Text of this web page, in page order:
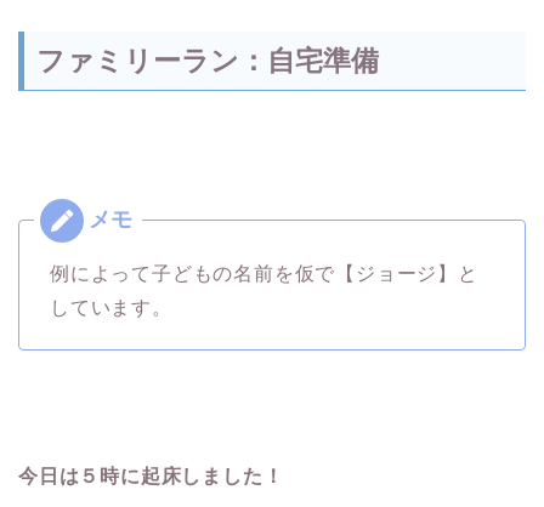
ファミリーラン：自宅準備
例によって子どもの名前を仮で【ジョージ】と
しています。
今日は５時に起床しました！